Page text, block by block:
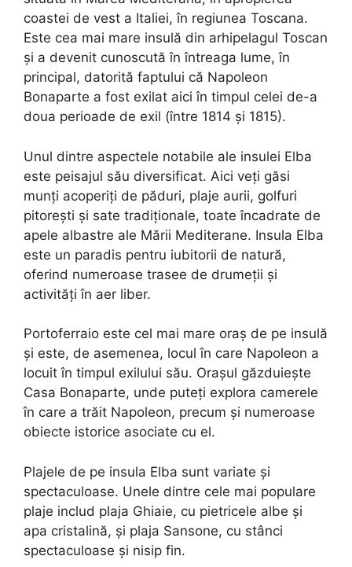
coastei de vest a Italiei, în regiunea Toscana.
Este cea mai mare insulă din arhipelagul Toscan
și a devenit cunoscută în întreaga lume, în
principal, datorită faptului că Napoleon
Bonaparte a fost exilat aici în timpul celei de-a
doua perioade de exil (între 1814 și 1815).
Unul dintre aspectele notabile ale insulei Elba
este peisajul său diversificat. Aici veți găsi
munți acoperiți de păduri, plaje aurii, golfuri
pitorești și sate tradiționale, toate încadrate de
apele albastre ale Mării Mediterane. Insula Elba
este un paradis pentru iubitorii de natură,
oferind numeroase trasee de drumeții și
activități în aer liber.
Portoferraio este cel mai mare oraș de pe insulă
și este, de asemenea, locul în care Napoleon a
locuit în timpul exilului său. Orașul găzduiește
Casa Bonaparte, unde puteți explora camerele
în care a trăit Napoleon, precum și numeroase
obiecte istorice asociate cu el.
Plajele de pe insula Elba sunt variate și
spectaculoase. Unele dintre cele mai populare
plaje includ plaja Ghiaie, cu pietricele albe și
apa cristalină, și plaja Sansone, cu stânci
spectaculoase și nisip fin.